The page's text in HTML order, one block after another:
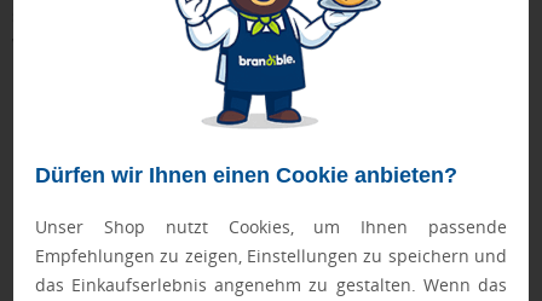
Dürfen wir Ihnen einen Cookie anbieten?
Unser Shop nutzt Cookies, um Ihnen passende
Empfehlungen zu zeigen, Einstellungen zu speichern und
das Einkaufserlebnis angenehm zu gestalten. Wenn das
sind als Werbemittel auf Veranstaltungen, Messen und
Weinverkostungen gefragt.